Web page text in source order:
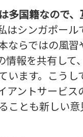
多国籍なので
はシンガポー
ならではの風
情報を共有し
います。こう
アントサービ
ことも新しい